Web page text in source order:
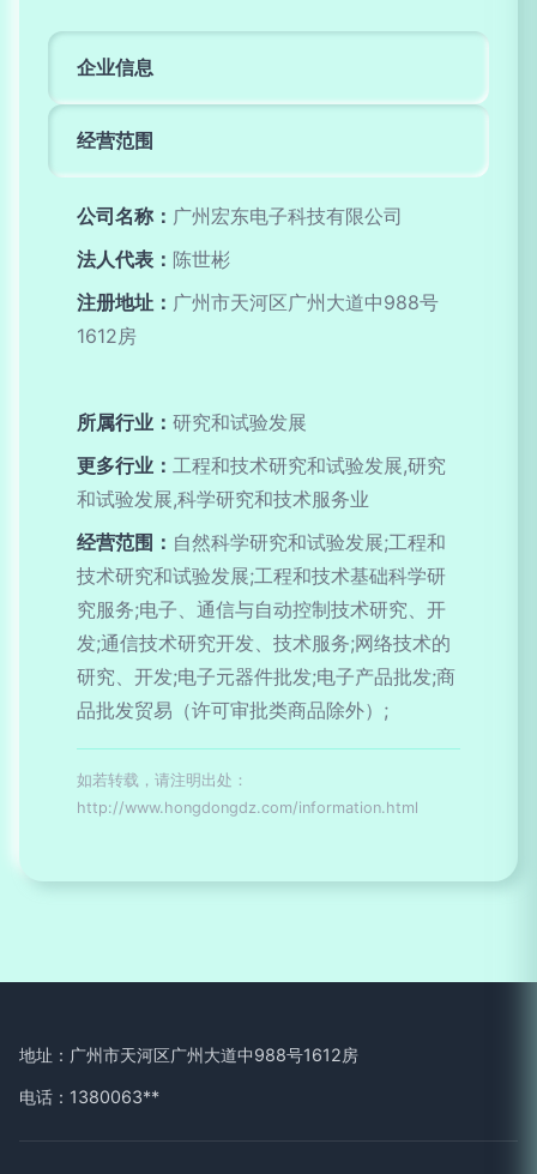
企业信息
经营范围
公司名称： 广州宏东电子科技有限公司
法人代表： 陈世彬
注册地址： 广州市天河区广州大道中988号
1612房
所属行业： 研究和试验发展
更多行业： 工程和技术研究和试验发展,研究
和试验发展,科学研究和技术服务业
经营范围： 自然科学研究和试验发展;工程和
技术研究和试验发展;工程和技术基础科学研
究服务;电子、通信与自动控制技术研究、开
发;通信技术研究开发、技术服务;网络技术的
研究、开发;电子元器件批发;电子产品批发;商
品批发贸易（许可审批类商品除外）;
如若转载，请注明出处：
http://www.hongdongdz.com/information.html
地址：广州市天河区广州大道中988号1612房
电话：1380063**